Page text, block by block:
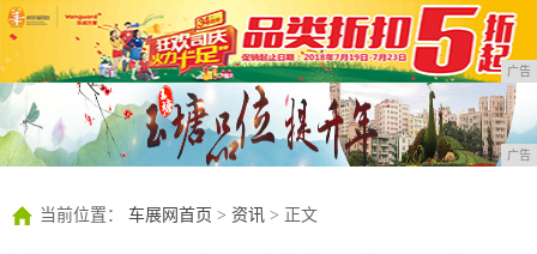
广告
广告
当前位置： 车展网首页 > 资讯 > 正文